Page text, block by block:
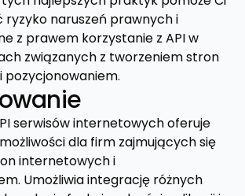
ryzyko naruszeń prawnych i
z prawem korzystanie z API w
związanych z tworzeniem stron
serwisów internetowych oferuje
dla firm zajmujących się
internetowych i
Umożliwia integrację różnych